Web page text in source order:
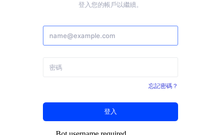
登入您的帳戶以繼續。
忘記密碼？
登入